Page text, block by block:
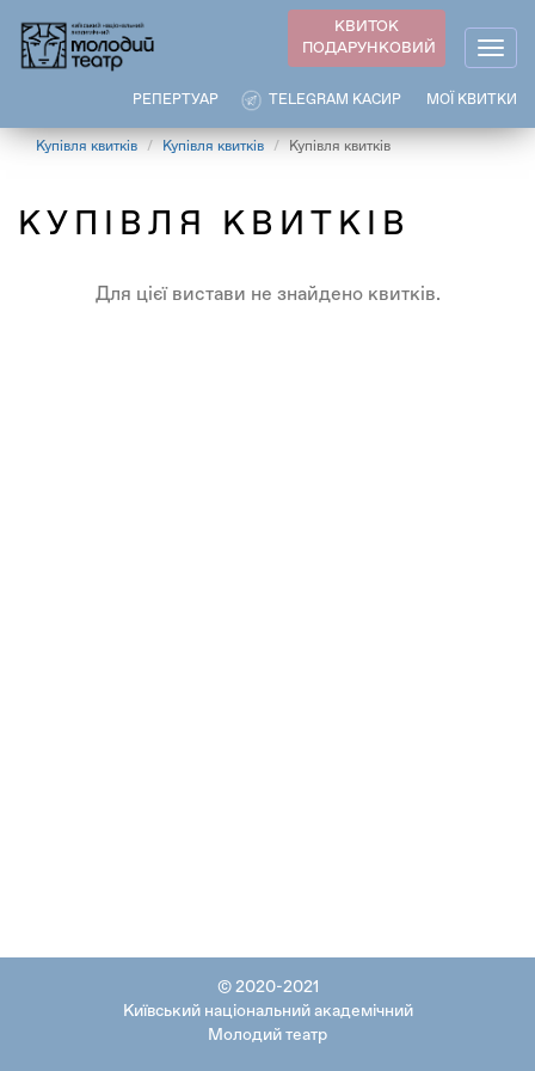
основного
КВИТОК
ПОДАРУНКОВИЙ
МОЇ КВИТКИ
TELEGRAM КАСИР
РЕПЕРТУАР
Купівля квитків Купівля квитків Купівля квитків
КУПІВЛЯ КВИТКІВ
Для цієї вистави не знайдено квитків.
© 2020-2021
Київський національний академічний
Молодий театр